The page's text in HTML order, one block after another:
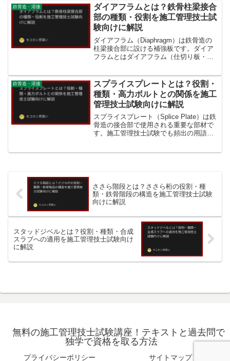
や・Purlin）とは、鉄骨造の屋根におい
て、屋根材（折板・金...
鉄骨造・溶接
ダイアフラムとは？鉄骨柱梁接合
部の種類・役割を施工管理技士試
験向けに解説
ダイアフラム（Diaphragm）は鉄骨造の
柱梁接合部に設ける補強板です。ダイア
フラムとはダイアフラム（仕切り板・横
の内部または外部に設ける鋼板のことで
す。梁フランジ...
鉄骨造・溶接
スプライスプレートとは？役割・
種類・高力ボルトとの関係を施工
管理技士試験向けに解説
スプライスプレート（Splice Plate）は鉄
骨造の接合部で使用される重要な部材で
す。施工管理技士試験でも頻出の用語で
ささら階段とは？ささら桁の役割・種
類・鉄骨階段の構造を施工管理技士試験
向けに解説
スタッドジベルとは？役割・種類・合成
スラブへの適用を施工管理技士試験向け
に解説
無料の施工管理技士試験講座！テキストと過去問で
独学で資格を取る方法
プライバシーポリシー サイトマップ